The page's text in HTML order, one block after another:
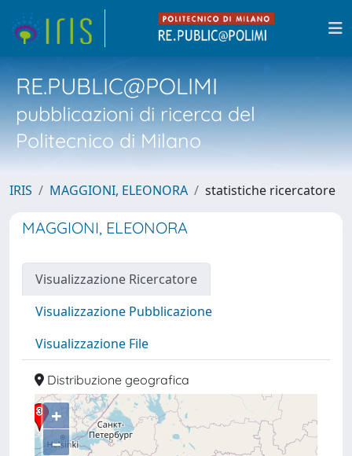
RE.PUBLIC@POLIMI
pubblicazioni di ricerca del
Politecnico di Milano
IRIS MAGGIONI, ELEONORA statistiche ricercatore
MAGGIONI, ELEONORA
Visualizzazione Ricercatore
Visualizzazione Pubblicazione
Visualizzazione File
Distribuzione geografica
+
–